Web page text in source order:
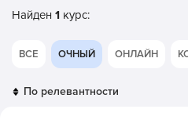
Найден 1 курс:
ВСЕ ОЧНЫЙ ОНЛАЙН